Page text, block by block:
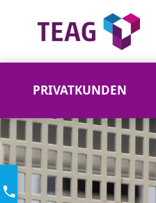
PRIVATKUNDEN